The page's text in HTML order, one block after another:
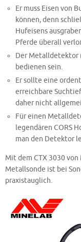
Er muss Eisen von
können, denn
Hufeisens
Pferde überall
Der Metalldetektor
bedienen sein.
Er sollte eine
erreichbare
daher nicht
Für einen
legendären CORS
man den Detektor
Mit dem CTX 3030
Metallsonde ist bei
praxistauglich.